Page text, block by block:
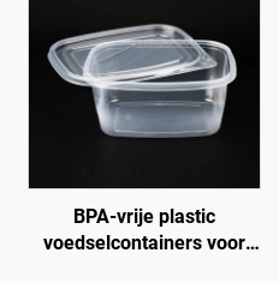
BPA-vrije plastic
voedselcontainers voor